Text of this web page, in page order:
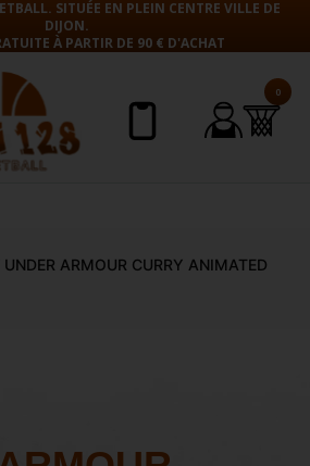
SITUÉE EN PLEIN CENTRE VILLE DE
DIJON.
À PARTIR DE 90 € D'ACHAT
0
UNDER ARMOUR CURRY ANIMATED